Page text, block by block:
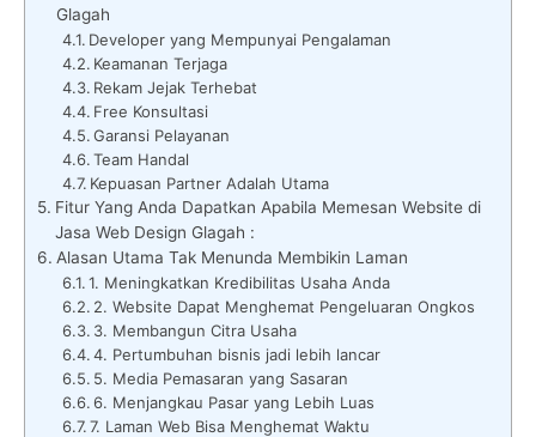
Glagah
Developer yang Mempunyai Pengalaman
Keamanan Terjaga
Rekam Jejak Terhebat
Free Konsultasi
Garansi Pelayanan
Team Handal
Kepuasan Partner Adalah Utama
Fitur Yang Anda Dapatkan Apabila Memesan Website di
Jasa Web Design Glagah :
Alasan Utama Tak Menunda Membikin Laman
1. Meningkatkan Kredibilitas Usaha Anda
2. Website Dapat Menghemat Pengeluaran Ongkos
3. Membangun Citra Usaha
4. Pertumbuhan bisnis jadi lebih lancar
5. Media Pemasaran yang Sasaran
6. Menjangkau Pasar yang Lebih Luas
7. Laman Web Bisa Menghemat Waktu